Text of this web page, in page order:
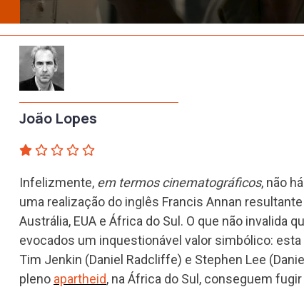
João Lopes
Infelizmente, em termos cinematográficos, não
uma realização do inglês Francis Annan
Austrália, EUA e África do Sul. O que não invalida
evocados um inquestionável valor simbólico:
Tim Jenkin (Daniel Radcliffe) e Stephen Lee
pleno apartheid, na África do Sul, conseguem